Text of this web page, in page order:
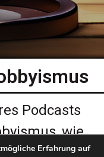
Podcasts
wie
die
Erfahrung auf